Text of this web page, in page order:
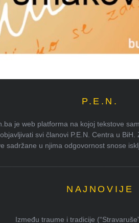
P.E.N.
je web platforma na kojoj tekstove
svi članovi P.E.N. Centra u
sadržane u njima odgovornost snose
NAJNOVIJE
Između traume i tradicije